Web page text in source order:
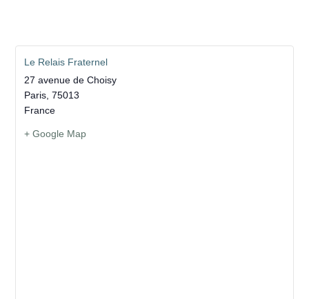
Le Relais Fraternel
27 avenue de Choisy
Paris 75013
France
+ Google Map